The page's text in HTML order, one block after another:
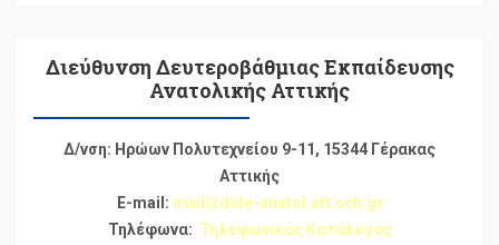
Διεύθυνση Δευτεροβάθμιας Εκπαίδευσης
Ανατολικής Αττικής
Δ/νση: Ηρώων Πολυτεχνείου 9-11, 15344 Γέρακας
Αττικής
E-mail: mail@dide-anatol.att.sch.gr
Τηλέφωνα: Τηλεφωνικός Κατάλογος